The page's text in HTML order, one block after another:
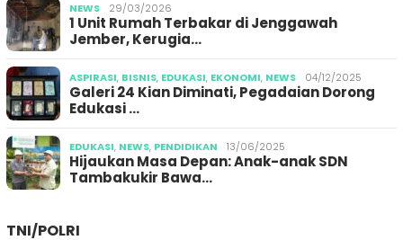
NEWS 29/03/2026
1 Unit Rumah Terbakar di Jenggawah
Jember, Kerugia…
ASPIRASI, BISNIS, EDUKASI, EKONOMI, NEWS 04/12/2025
Galeri 24 Kian Diminati, Pegadaian Dorong
Edukasi …
EDUKASI, NEWS, PENDIDIKAN 13/06/2025
Hijaukan Masa Depan: Anak-anak SDN
Tambakukir Bawa…
TNI/POLRI